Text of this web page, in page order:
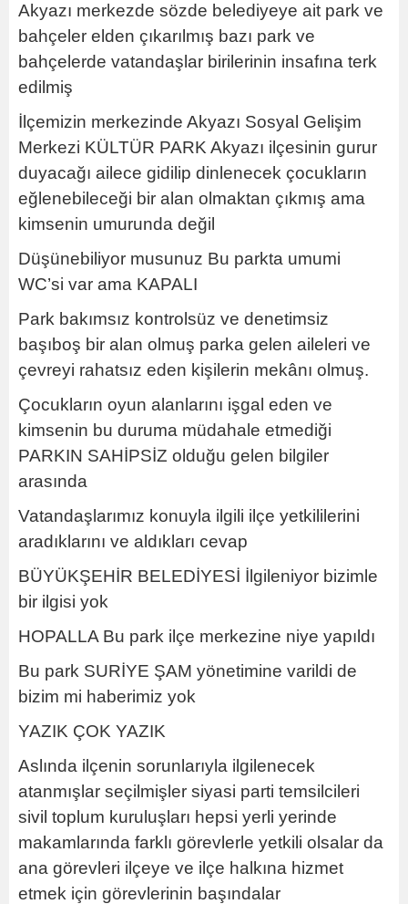
Akyazı merkezde sözde belediyeye ait park ve
bahçeler elden çıkarılmış bazı park ve
bahçelerde vatandaşlar birilerinin insafına terk
edilmiş
İlçemizin merkezinde Akyazı Sosyal Gelişim
Merkezi KÜLTÜR PARK Akyazı ilçesinin gurur
duyacağı ailece gidilip dinlenecek çocukların
eğlenebileceği bir alan olmaktan çıkmış ama
kimsenin umurunda değil
Düşünebiliyor musunuz Bu parkta umumi
WC’si var ama KAPALI
Park bakımsız kontrolsüz ve denetimsiz
başıboş bir alan olmuş parka gelen aileleri ve
çevreyi rahatsız eden kişilerin mekânı olmuş.
Çocukların oyun alanlarını işgal eden ve
kimsenin bu duruma müdahale etmediği
PARKIN SAHİPSİZ olduğu gelen bilgiler
arasında
Vatandaşlarımız konuyla ilgili ilçe yetkililerini
aradıklarını ve aldıkları cevap
BÜYÜKŞEHİR BELEDİYESİ İlgileniyor bizimle
bir ilgisi yok
HOPALLA Bu park ilçe merkezine niye yapıldı
Bu park SURİYE ŞAM yönetimine varildi de
bizim mi haberimiz yok
YAZIK ÇOK YAZIK
Aslında ilçenin sorunlarıyla ilgilenecek
atanmışlar seçilmişler siyasi parti temsilcileri
sivil toplum kuruluşları hepsi yerli yerinde
makamlarında farklı görevlerle yetkili olsalar da
ana görevleri ilçeye ve ilçe halkına hizmet
etmek için görevlerinin başındalar